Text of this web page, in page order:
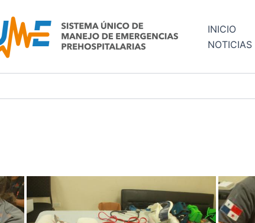
INICIO
NOTICIAS